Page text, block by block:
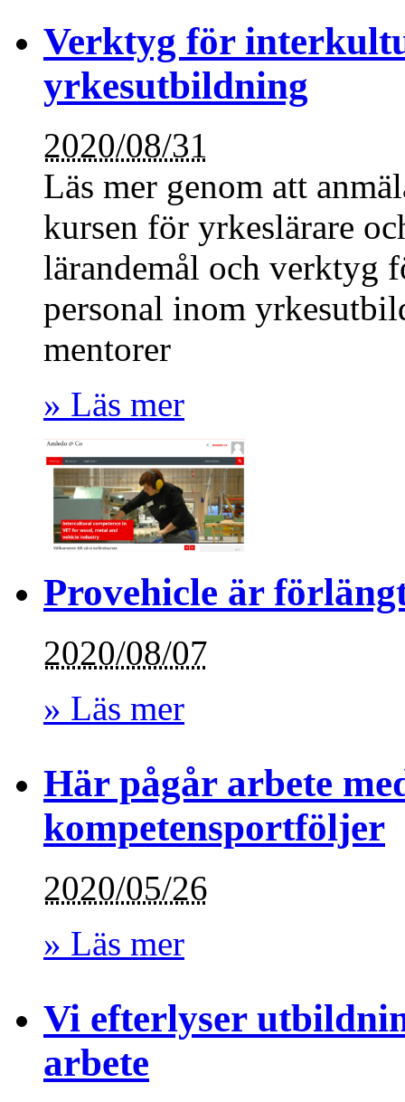
Verktyg för
yrkesutbildning
2020/08/31
Läs mer genom att
kursen för yrkeslärare
lärandemål och verktyg
personal inom
mentorer
» Läs mer
Provehicle är
2020/08/07
» Läs mer
Här pågår arbete
kompetensportföljer
2020/05/26
» Läs mer
Vi efterlyser
arbete